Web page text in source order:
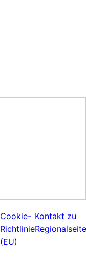
Cookie-
Richtlinie
(EU)
Kontakt zu